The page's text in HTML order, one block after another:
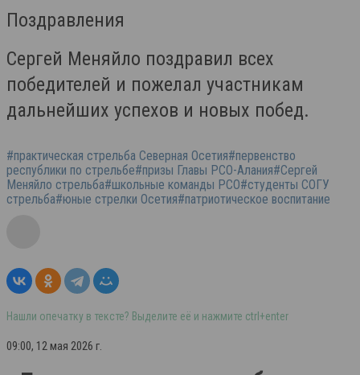
Поздравления
Сергей Меняйло поздравил всех
победителей и пожелал участникам
дальнейших успехов и новых побед.
#практическая стрельба Северная Осетия#первенство
республики по стрельбе#призы Главы РСО-Алания#Сергей
Меняйло стрельба#школьные команды РСО#студенты СОГУ
стрельба#юные стрелки Осетия#патриотическое воспитание
Нашли опечатку в тексте? Выделите её и нажмите ctrl+enter
09:00, 12 мая 2026 г.